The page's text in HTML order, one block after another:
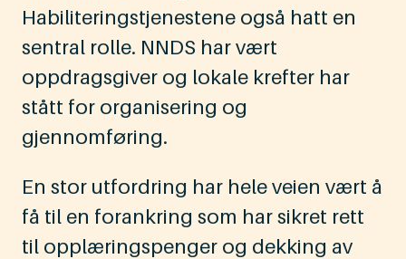
Habiliteringstjenestene også hatt en
sentral rolle. NNDS har vært
oppdragsgiver og lokale krefter har
stått for organisering og
gjennomføring.
En stor utfordring har hele veien vært å
få til en forankring som har sikret rett
til opplæringspenger og dekking av